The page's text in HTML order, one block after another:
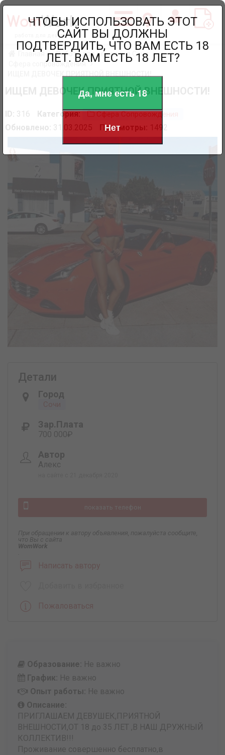
работа для девушек
Главная
Работа для девушек в Сочи
Сфера сопровождения
ИЩЕМ ДЕВОЧЕК ПРИЯТНОЙ ВНЕШНОСТИ!
ID: 316 Категория: Сфера Сопровождения
Обновлено: 31.03.2025 Просмотры: 1492
Детали
Город
Сочи
Зар.плата
700 000₽
Автор
Алекс
показать телефон
При обращении к автору объявления, пожалуйста сообщите,
что Вы с сайта
WomWork
Написать автору
Пожаловаться
Образование: Не важно
График: Не важно
Опыт работы: Не важно
Описание:
ПРИГЛАШАЕМ ДЕВУШЕК,ПРИЯТНОЙ
ВНЕШНОСТИ,ОТ 18 до 35 ЛЕТ ,В НАШ ДРУЖНЫЙ
КОЛЛЕКТИВ!!!
Проживание совершенно бесплатно,в
ЧТОБЫ ИСПОЛЬЗОВАТЬ ЭТОТ
САЙТ ВЫ ДОЛЖНЫ
ПОДТВЕРДИТЬ, ЧТО ВАМ ЕСТЬ 18
ЛЕТ. ВАМ ЕСТЬ 18 ЛЕТ?
Да, мне есть 18
Нет